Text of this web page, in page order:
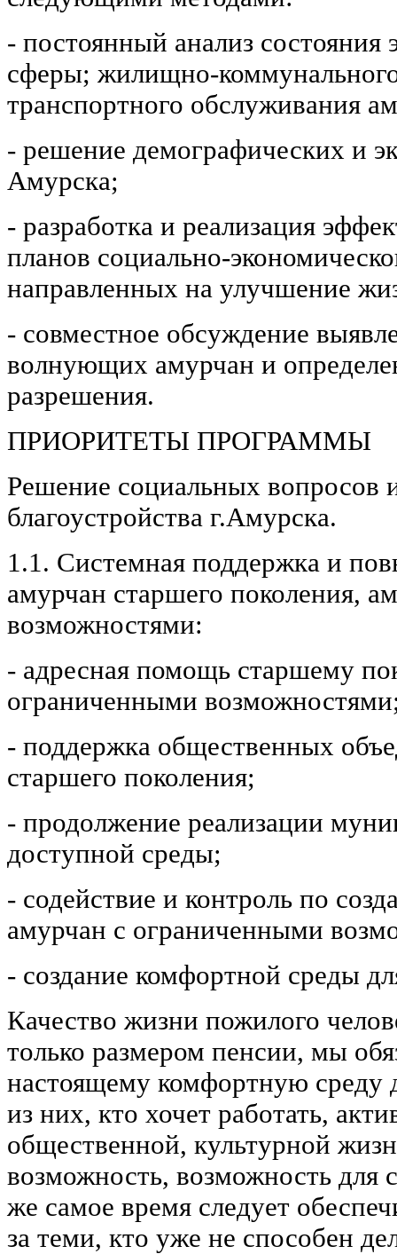
- постоянный анализ состояния
сферы; жилищно-
транспортного обслуживания
- решение демографических и
Амурска;
- разработка и реализация
планов социально-
направленных на улучшение
- совместное обсуждение
волнующих амурчан и
разрешения.
ПРИОРИТЕТЫ ПРОГРАММЫ
Решение социальных вопросов
благоустройства г.Амурска.
1.1. Системная поддержка и
амурчан старшего поколения,
возможностями:
- адресная помощь старшему
ограниченными
- поддержка общественных
старшего поколения;
- продолжение реализации
доступной среды;
- содействие и контроль по
амурчан с ограниченными
- создание комфортной среды
Качество жизни пожилого
только размером пенсии, мы
настоящему комфортную среду
из них, кто хочет работать,
общественной, культурной
возможность, возможность для
же самое время следует
за теми, кто уже не способен